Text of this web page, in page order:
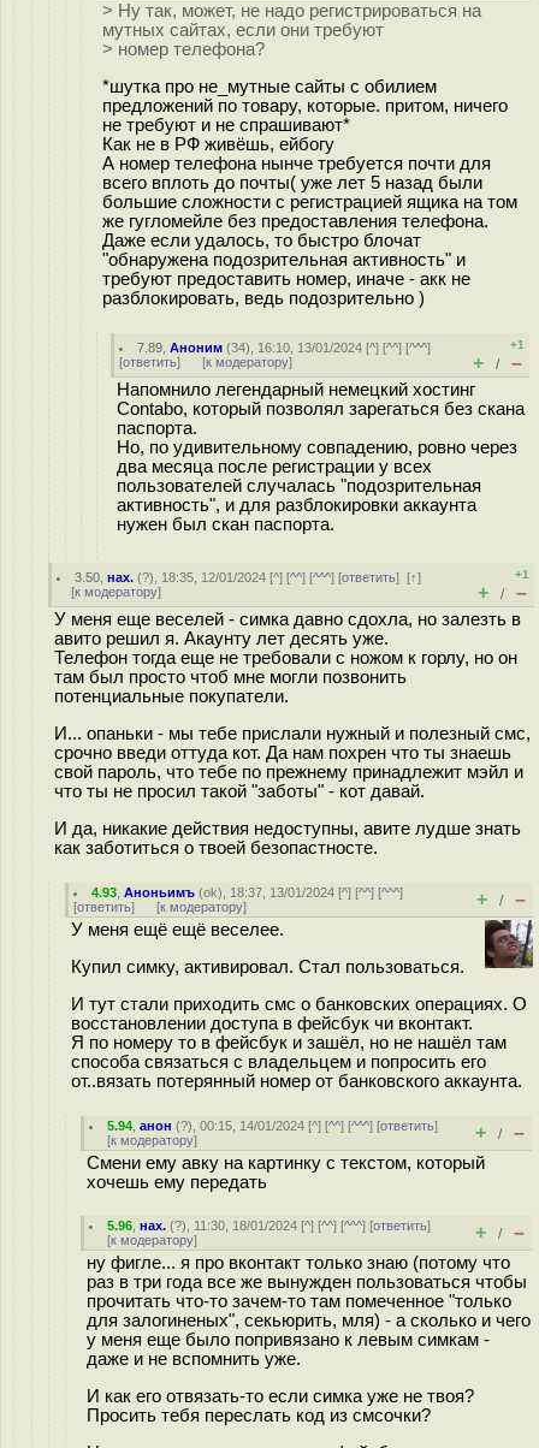
> Ну так, может, не надо регистрироваться на
мутных сайтах, если они требуют
> номер телефона?
*шутка про не_мутные сайты с обилием
предложений по товару, которые. притом, ничего
не требуют и не спрашивают*
Как не в РФ живёшь, ейбогу
А номер телефона нынче требуется почти для
всего вплоть до почты( уже лет 5 назад были
большие сложности с регистрацией ящика на том
же гугломейле без предоставления телефона.
Даже если удалось, то быстро блочат
"обнаружена подозрительная активность" и
требуют предоставить номер, иначе - акк не
разблокировать, ведь подозрительно )
7.89 ,Аноним (34), 16:10, 13/01/2024 [^] [^^] [^^^]
[ответить] [к модератору]
+1
+ / –
Напомнило легендарный немецкий хостинг
Contabo, который позволял зарегаться без скана
паспорта.
Но, по удивительному совпадению, ровно через
два месяца после регистрации у всех
пользователей случалась "подозрительная
активность", и для разблокировки аккаунта
нужен был скан паспорта.
3.50 ,нах. (?), 18:35, 12/01/2024 [^] [^^] [^^^] [ответить][↑]
[к модератору]
+1
+ / –
У меня еще веселей - симка давно сдохла, но залезть в
авито решил я. Акаунту лет десять уже.
Телефон тогда еще не требовали с ножом к горлу, но он
там был просто чтоб мне могли позвонить
потенциальные покупатели.
И... опаньки - мы тебе прислали нужный и полезный смс,
срочно введи оттуда кот. Да нам похрен что ты знаешь
свой пароль, что тебе по прежнему принадлежит мэйл и
что ты не просил такой "заботы" - кот давай.
И да, никакие действия недоступны, авите лудше знать
как заботиться о твоей безопастносте.
4.93 ,Аноньимъ (ok), 18:37, 13/01/2024 [^] [^^] [^^^]
[ответить] [к модератору] + / –
У меня ещё ещё веселее.
Купил симку, активировал. Стал пользоваться.
И тут стали приходить смс о банковских операциях. О
восстановлении доступа в фейсбук чи вконтакт.
Я по номеру то в фейсбук и зашёл, но не нашёл там
способа связаться с владельцем и попросить его
от..вязать потерянный номер от банковского аккаунта.
5.94 ,анон (?), 00:15, 14/01/2024 [^] [^^] [^^^] [ответить]
[к модератору] + / –
Смени ему авку на картинку с текстом, который
хочешь ему передать
5.96 ,нах. (?), 11:30, 18/01/2024 [^] [^^] [^^^] [ответить]
[к модератору] + / –
ну фигле... я про вконтакт только знаю (потому что
раз в три года все же вынужден пользоваться чтобы
прочитать что-то зачем-то там помеченное "только
для залогиненых", секьюрить, мля) - а сколько и чего
у меня еще было попривязано к левым симкам -
даже и не вспомнить уже.
И как его отвязать-то если симка уже не твоя?
Просить тебя переслать код из смсочки?